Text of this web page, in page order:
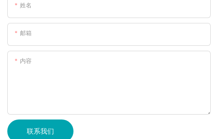
姓名
邮箱
内容
联系我们